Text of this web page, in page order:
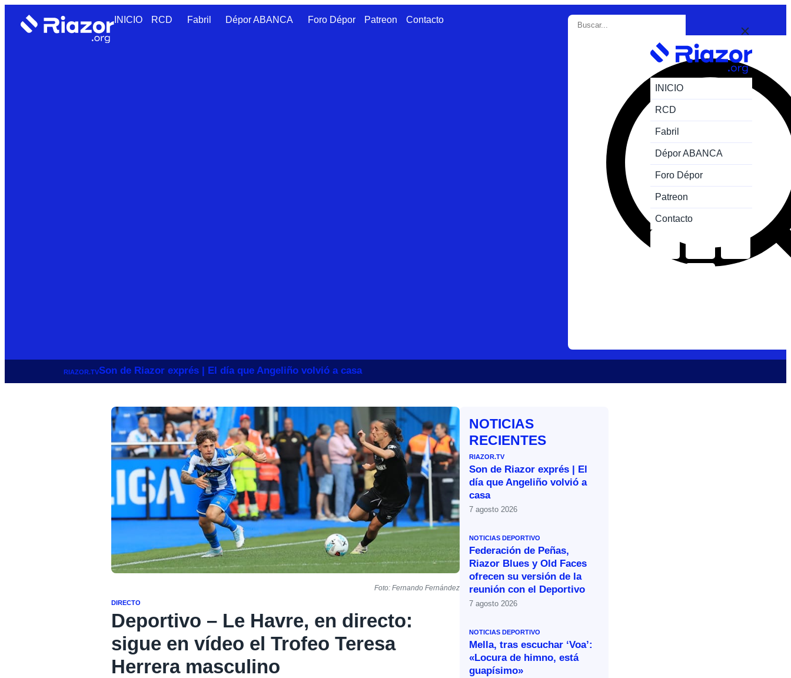
INICIO RCD Fabril Dépor ABANCA Foro Dépor Patreon Contacto
INICIO
RCD
Fabril
Dépor ABANCA
Foro Dépor
Patreon
Contacto
RIAZOR.TVSon de Riazor exprés | El día que Angeliño volvió a casa
Foto: Fernando Fernández
DIRECTO
Deportivo – Le Havre, en directo:
sigue en vídeo el Trofeo Teresa
Herrera masculino
NOTICIAS
RECIENTES
RIAZOR.TV
Son de Riazor exprés | El
día que Angeliño volvió a
casa
7 agosto 2026
NOTICIAS DEPORTIVO
Federación de Peñas,
Riazor Blues y Old Faces
ofrecen su versión de la
reunión con el Deportivo
7 agosto 2026
NOTICIAS DEPORTIVO
Mella, tras escuchar ‘Voa’:
«Locura de himno, está
guapísimo»